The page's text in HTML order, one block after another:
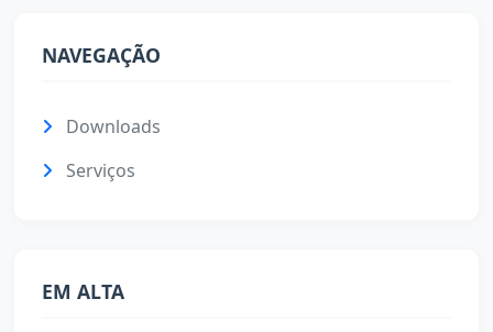
NAVEGAÇÃO
Downloads
Serviços
EM ALTA